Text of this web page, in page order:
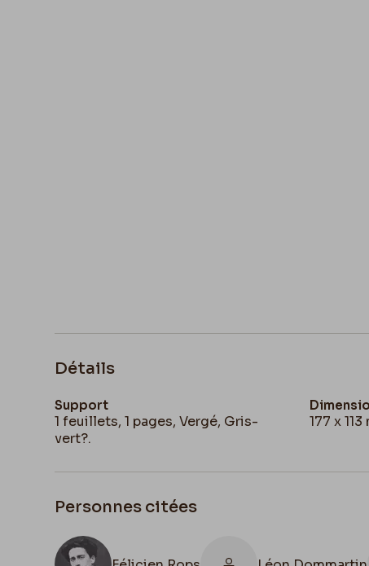
Détails
Support
1 feuillets, 1 pages, Vergé, Gris-
vert?.
177 x 113
Personnes citées